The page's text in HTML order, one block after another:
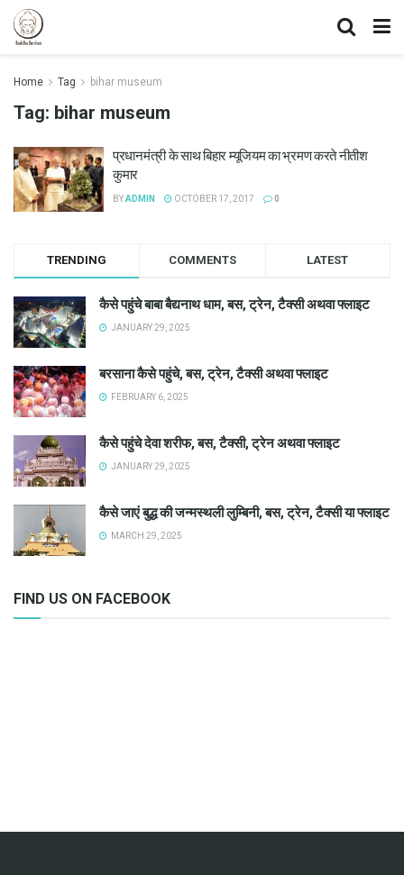
Home Tag bihar museum
Tag: bihar museum
प्रधानमंत्री के साथ बिहार म्यूजियम का भ्रमण करते नीतीश
कुमार
BYADMIN OCTOBER 17, 2017 0
TRENDING COMMENTS LATEST
कैसे पहुंचे बाबा बैद्यनाथ धाम, बस, ट्रेन, टैक्सी अथवा फ्लाइट
JANUARY 29, 2025
बरसाना कैसे पहुंचे, बस, ट्रेन, टैक्सी अथवा फ्लाइट
FEBRUARY 6, 2025
कैसे पहुंचे देवा शरीफ, बस, टैक्सी, ट्रेन अथवा फ्लाइट
JANUARY 29, 2025
कैसे जाएं बुद्ध की जन्मस्थली लुम्बिनी, बस, ट्रेन, टैक्सी या फ्लाइट
MARCH 29, 2025
FIND US ON FACEBOOK